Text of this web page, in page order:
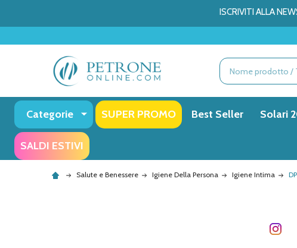
ISCRIVITI ALLA
Ricerca
Categorie SUPER PROMO Best Seller Solari
SALDI ESTIVI
Salute e Benessere Igiene Della Persona Igiene Intima